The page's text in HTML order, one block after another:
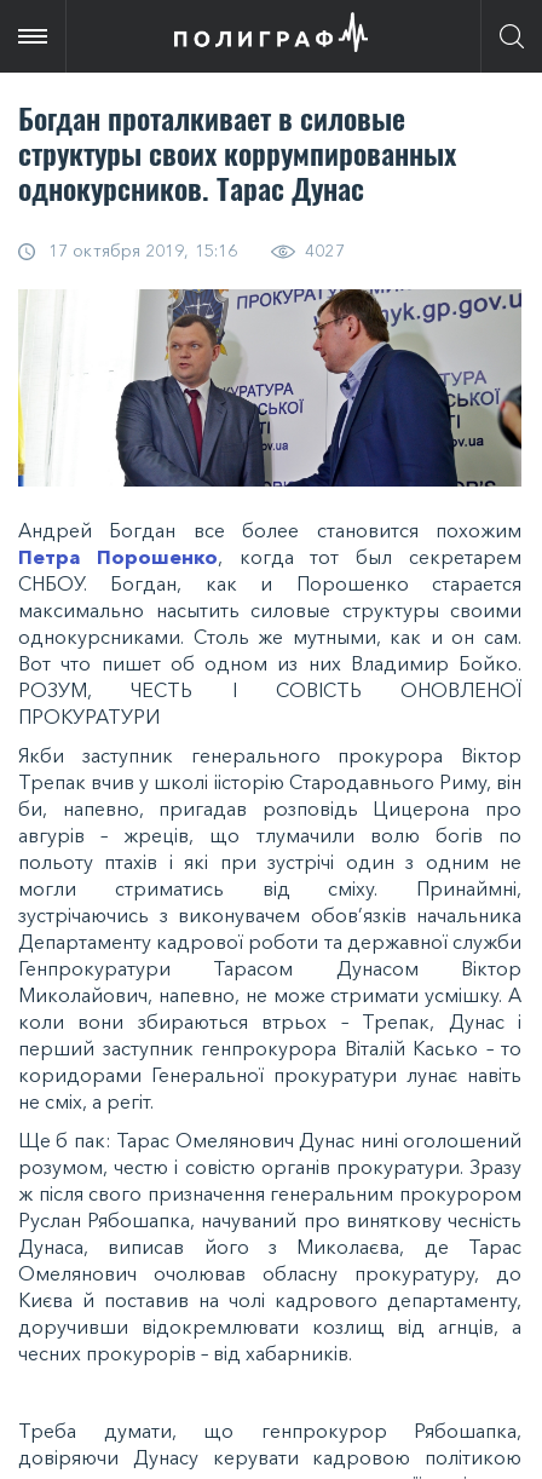
Богдан проталкивает в силовые
структуры своих коррумпированных
однокурсников. Тарас Дунас
17 октября 2019, 15:16 4027
Андрей Богдан все более становится похожим
Петра Порошенко, когда тот был секретарем
СНБОУ. Богдан, как и Порошенко старается
максимально насытить силовые структуры своими
однокурсниками. Столь же мутными, как и он сам.
Вот что пишет об одном из них Владимир Бойко.
РОЗУМ, ЧЕСТЬ І СОВІСТЬ ОНОВЛЕНОЇ
ПРОКУРАТУРИ
Якби заступник генерального прокурора Віктор
Трепак вчив у школі іісторію Стародавнього Риму, він
би, напевно, пригадав розповідь Цицерона про
авгурів – жреців, що тлумачили волю богів по
польоту птахів і які при зустрічі один з одним не
могли стриматись від сміху. Принаймні,
зустрічаючись з виконувачем обов’язків начальника
Департаменту кадрової роботи та державної служби
Генпрокуратури Тарасом Дунасом Віктор
Миколайович, напевно, не може стримати усмішку. А
коли вони збираються втрьох – Трепак, Дунас і
перший заступник генпрокурора Віталій Касько – то
коридорами Генеральної прокуратури лунає навіть
не сміх, а регіт.
Ще б пак: Тарас Омелянович Дунас нині оголошений
розумом, честю і совістю органів прокуратури. Зразу
ж після свого призначення генеральним прокурором
Руслан Рябошапка, начуваний про виняткову чесність
Дунаса, виписав його з Миколаєва, де Тарас
Омелянович очолював обласну прокуратуру, до
Києва й поставив на чолі кадрового департаменту,
доручивши відокремлювати козлищ від агнців, а
чесних прокурорів – від хабарників.
Треба думати, що генпрокурор Рябошапка,
довіряючи Дунасу керувати кадровою політикою